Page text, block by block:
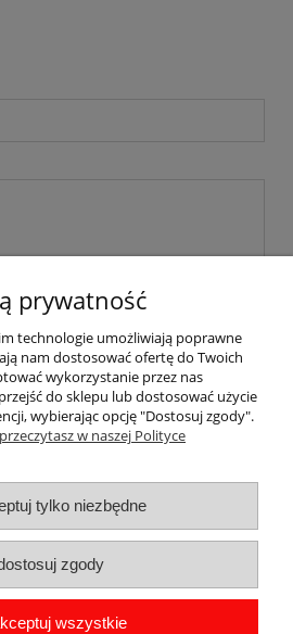
Pomoc
Dostawa
Moje konto
i zwroty
prywatność
technologie umożliwiają poprawne
nam dostosować ofertę do Twoich
wykorzystanie przez nas
do sklepu lub dostosować użycie
wybierając opcję "Dostosuj zgody".
w naszej Polityce
tylko niezbędne
zgody
wszystkie